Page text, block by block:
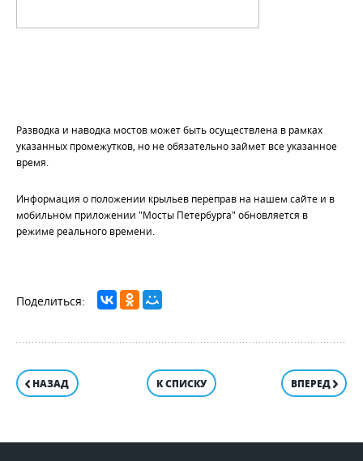
Разводка и наводка мостов может быть осуществлена в рамках
указанных промежутков, но не обязательно займет все указанное
время.
Информация о положении крыльев переправ на нашем сайте и в
мобильном приложении "Мосты Петербурга" обновляется в
режиме реального времени.
НАЗАД К СПИСКУ ВПЕРЕД